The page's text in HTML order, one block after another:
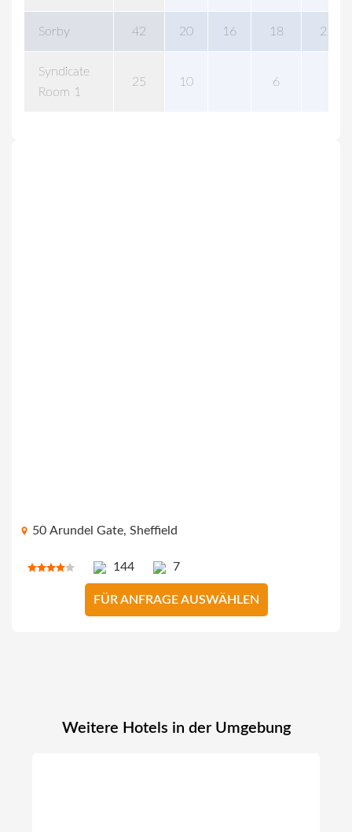
Sorby 42 20 16 18 25
Syndicate
Room 1
25 10 6
50 Arundel Gate, Sheffield
144 7
FÜR ANFRAGE AUSWÄHLEN
Weitere Hotels in der Umgebung